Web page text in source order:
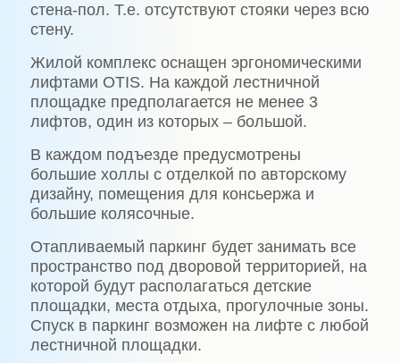
стена-пол. Т.е. отсутствуют стояки через всю
стену.
Жилой комплекс оснащен эргономическими
лифтами OTIS. На каждой лестничной
площадке предполагается не менее 3
лифтов, один из которых – большой.
В каждом подъезде предусмотрены
большие холлы с отделкой по авторскому
дизайну, помещения для консьержа и
большие колясочные.
Отапливаемый паркинг будет занимать все
пространство под дворовой территорией, на
которой будут располагаться детские
площадки, места отдыха, прогулочные зоны.
Спуск в паркинг возможен на лифте с любой
лестничной площадки.